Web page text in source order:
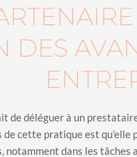
DES
de déléguer à un
de cette pratique est
notamment dans les